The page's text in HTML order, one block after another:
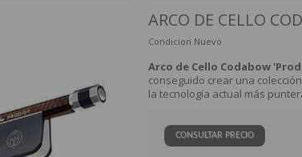
ARCO DE CELLO
Condicion Nuevo
Arco de Cello Codabow
conseguido crear una
la tecnología actual más
CONSULTAR PRECIO